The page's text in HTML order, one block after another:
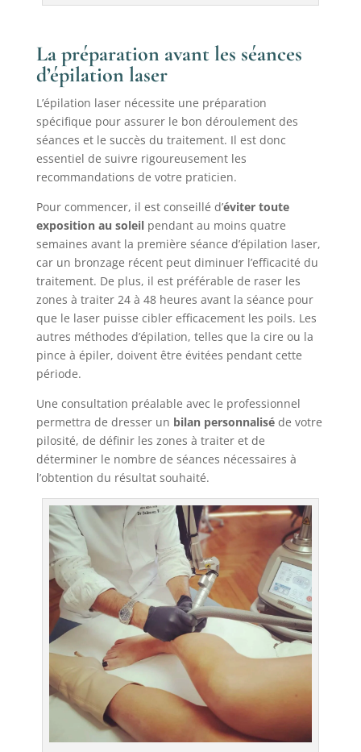
La préparation avant les séances
d’épilation laser
L’épilation laser nécessite une préparation
spécifique pour assurer le bon déroulement des
séances et le succès du traitement. Il est donc
essentiel de suivre rigoureusement les
recommandations de votre praticien.
Pour commencer, il est conseillé d’éviter toute
exposition au soleilpendant au moins quatre
semaines avant la première séance d’épilation laser,
car un bronzage récent peut diminuer l’efficacité du
traitement. De plus, il est préférable de raser les
zones à traiter 24 à 48 heures avant la séance pour
que le laser puisse cibler efficacement les poils. Les
autres méthodes d’épilation, telles que la cire ou la
pince à épiler, doivent être évitées pendant cette
période.
Une consultation préalable avec le professionnel
permettra de dresser un bilan personnaliséde votre
pilosité, de définir les zones à traiter et de
déterminer le nombre de séances nécessaires à
l’obtention du résultat souhaité.